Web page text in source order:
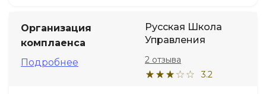
Организация
комплаенса
Подробнее
Русская Школа
Управления
3.2
2 отзыва